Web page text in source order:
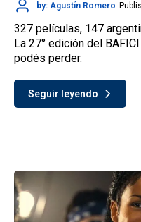
by: Agustín Romero
327 películas, 147
La 27° edición del
podés perder.
Seguir leyendo